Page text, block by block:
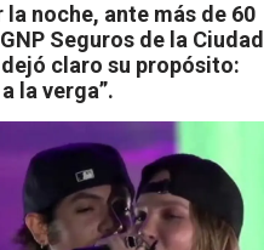
u
e
d
noche, ante más de 60
Seguros de la Ciudad
claro su propósito:
la verga”.